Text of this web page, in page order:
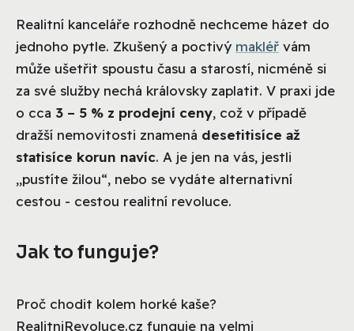
Realitní kanceláře rozhodně nechceme házet do
jednoho pytle. Zkušený a poctivý makléř vám
může ušetřit spoustu času a starostí, nicméně si
za své služby nechá královsky zaplatit. V praxi jde
o cca 3 – 5 % z prodejní ceny, což v případě
dražší nemovitosti znamená desetitisíce až
statisíce korun navíc. A je jen na vás, jestli
„pustíte žilou“, nebo se vydáte alternativní
cestou - cestou realitní revoluce.
Jak to funguje?
Proč chodit kolem horké kaše?
RealitniRevoluce.cz funguje na velmi